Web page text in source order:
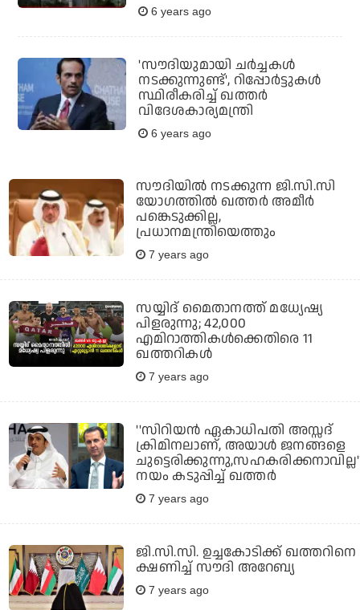
6 years ago
'സൗദിയുമായി ചര്‍ച്ചകള്‍
നടക്കുന്നുണ്ട്', റിപ്പോര്‍ട്ടുകള്‍
സ്ഥിരീകരിച്ച് ഖത്തര്‍
വിദേശകാര്യമന്ത്രി
6 years ago
സൗദിയില്‍ നടക്കുന്ന ജി.സി.സി
യോഗത്തില്‍ ഖത്തര്‍ അമീര്‍
പങ്കെടുക്കില്ല,
പ്രധാനമന്ത്രിയെത്തും
7 years ago
സയ്യിദ് മൈതാനത്ത് മധ്യേഷ്യ
പിളരുന്നു; 42,000
എമിറാത്തികള്‍ക്കെതിരെ 11
ഖത്തറികള്‍
7 years ago
''സിറിയന്‍ ഏകാധിപതി അസ്സദ്
ക്രിമിനലാണ്, അയാള്‍ ജനങ്ങളെ
നയം കടുപ്പിച്ച് ഖത്തര്‍
7 years ago
ജി.സി.സി. ഉച്ചകോടിക്ക് ഖത്തറിനെ
ക്ഷണിച്ച് സൗദി അറേബ്യ
7 years ago